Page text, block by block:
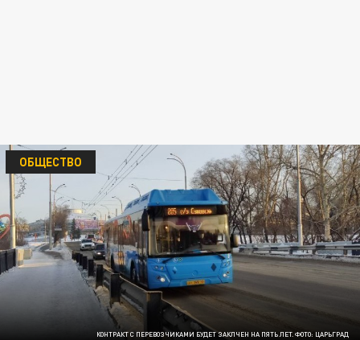
КОНТРАКТ С ПЕРЕВОЗЧИКАМИ БУДЕТ ЗАКЛЧЕН НА ПЯТЬ ЛЕТ. ФОТО: ЦАРЬГРАД
ОБЩЕСТВО